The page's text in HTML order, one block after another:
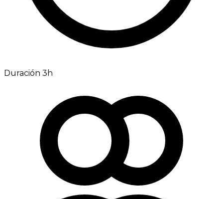
Duración 3h